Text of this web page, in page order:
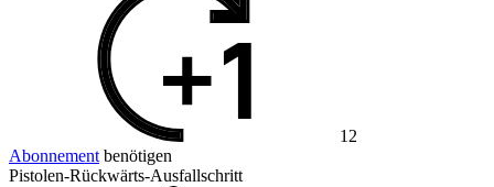
12
Abonnement benötigen
Pistolen-Rückwärts-Ausfallschritt